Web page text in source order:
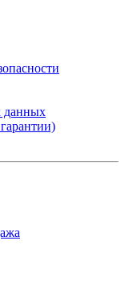
данных